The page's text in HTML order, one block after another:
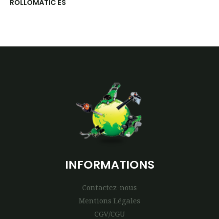
ROLLOMATIC ES
INFORMATIONS
Contactez-nous
Mentions Légales
CGV/CGU